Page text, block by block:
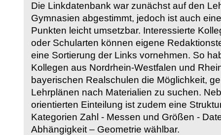
Die Linkdatenbank war zunächst auf den
Gymnasien abgestimmt, jedoch ist auch
Punkten leicht umsetzbar. Interessierte
oder Schularten können eigene
eine Sortierung der Links vornehmen. So
Kollegen aus Nordrhein-Westfalen und
bayerischen Realschulen die Möglichkeit,
Lehrplänen nach Materialien zu suchen.
orientierten Einteilung ist zudem eine
Kategorien Zahl - Messen und Größen -
Abhängigkeit – Geometrie wählbar.